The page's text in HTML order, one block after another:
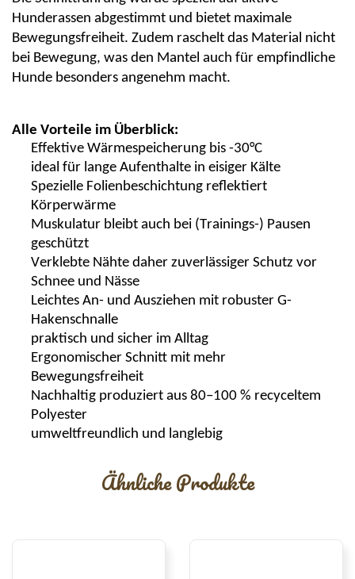
Hunderassen abgestimmt und bietet maximale
Bewegungsfreiheit. Zudem raschelt das Material nicht
bei Bewegung, was den Mantel auch für empfindliche
Hunde besonders angenehm macht.
Alle Vorteile im Überblick:
Effektive Wärmespeicherung bis -30°C
ideal für lange Aufenthalte in eisiger Kälte
Spezielle Folienbeschichtung reflektiert
Körperwärme
Muskulatur bleibt auch bei (Trainings-) Pausen
geschützt
Verklebte Nähte daher zuverlässiger Schutz vor
Schnee und Nässe
Leichtes An- und Ausziehen mit robuster G-
Hakenschnalle
praktisch und sicher im Alltag
Ergonomischer Schnitt mit mehr
Bewegungsfreiheit
Nachhaltig produziert aus 80–100 % recyceltem
Polyester
umweltfreundlich und langlebig
Ähnliche Produkte